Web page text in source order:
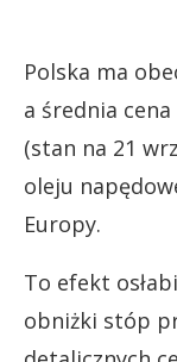
Polska ma
a średnia
(stan na 21
oleju
Europy.
To efekt
obniżki stóp